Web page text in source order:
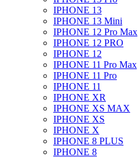
IPHONE 13
IPHONE 13 Mini
IPHONE 12 Pro Max
IPHONE 12 PRO
IPHONE 12
IPHONE 11 Pro Max
IPHONE 11 Pro
IPHONE 11
IPHONE XR
IPHONE XS MAX
IPHONE XS
IPHONE X
IPHONE 8 PLUS
IPHONE 8